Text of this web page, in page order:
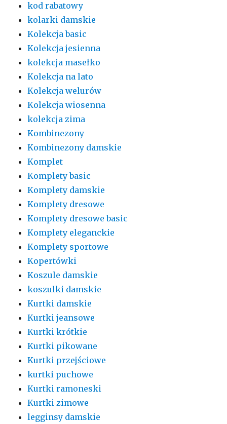
kod rabatowy
kolarki damskie
Kolekcja basic
Kolekcja jesienna
kolekcja masełko
Kolekcja na lato
Kolekcja welurów
Kolekcja wiosenna
kolekcja zima
Kombinezony
Kombinezony damskie
Komplet
Komplety basic
Komplety damskie
Komplety dresowe
Komplety dresowe basic
Komplety eleganckie
Komplety sportowe
Kopertówki
Koszule damskie
koszulki damskie
Kurtki damskie
Kurtki jeansowe
Kurtki krótkie
Kurtki pikowane
Kurtki przejściowe
kurtki puchowe
Kurtki ramoneski
Kurtki zimowe
legginsy damskie